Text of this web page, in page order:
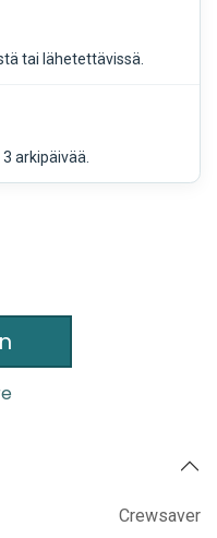
tai lähetettävissä.
arkipäivää.
Crewsaver